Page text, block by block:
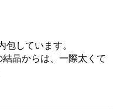
包しています。
晶からは、一際太くて